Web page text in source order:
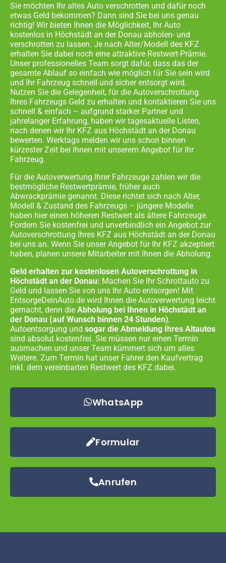
Sie möchten Ihr altes Auto verschrotten und dafür noch
etwas Geld bekommen? Dann sind Sie bei uns genau
richtig! Wir bieten Ihnen die Möglichkeit, Ihr Auto
kostenlos in Höchstädt an der Donau abholen- und
verschrotten zu lassen. Je nach Alter/Modell des KFZ
erhalten Sie dabei noch eine attraktive Restwert-Prämie.
Unser professionelles Team sorgt dafür, dass das der
gesamte Ablauf so einfach wie möglich für Sie sein wird
und Ihr Fahrzeug schnell und sicher entsorgt wird.
Nutzen Sie die Gelegenheit, für die Autoverschrottung
Ihres Fahrzeugs Geld zu erhalten und kontaktieren Sie uns
schnell & einfach – aufgrund starker Partner und
jahrelanger Erfahrung, haben wir tagesaktuelle Listen,
nach denen wir Ihr KFZ aus Höchstädt an der Donau
bewerten. Werktags melden wir uns schon binnen
kürzester Zeit bei Ihnen mit unserem Angebot für Ihr
Fahrzeug.
Für die Autoverwertung Ihrer Fahrzeuge zahlen wir die
bestmögliche Restwertprämie, früher auch
Abwrackprämie genannt. Diese richtet sich nach Alter,
Modell & Zustand des Fahrzeugs – jüngere Modelle
haben hier einen höheren Restwert als ältere Fahrzeuge.
Fordern Sie kostenfrei und unverbindlich ein Angebot zur
Autoverschrottung Ihres KFZ aus Höchstädt an der Donau
bei uns an. Wenn Sie unser Angebot für Ihr KFZ akzeptiert
haben, planen unsere Mitarbeiter mit Ihnen die Abholung.
Geld erhalten zur kostenlosen Autoverschrottung in
Höchstädt an der Donau: Machen Sie Ihr Schrottauto zu
Geld und lassen Sie von uns Ihr Auto entsorgen! Mit
EntsorgeDeinAuto.de wird Ihnen die Autoverwertung leicht
gemacht, denn die Abholung bei Ihnen in Höchstädt an
der Donau (auf Wunsch binnen 24 Stunden),
Autoentsorgung und sogar die Abmeldung Ihres Altautos
sind absolut kostenfrei. Sie müssen nur einen Termin
ausmachen und unser Team kümmert sich um alles
Weitere. Zum Termin hat unser Fahrer den Kaufvertrag
inkl. dem vereinbarten Restwert des KFZ dabei.
WhatsApp
Formular
Anrufen